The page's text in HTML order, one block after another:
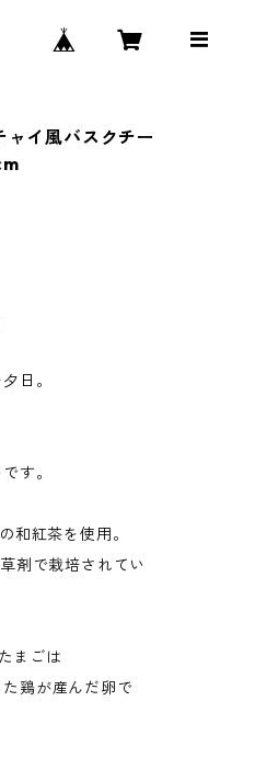
イ風バスクチー
日。
す。
和紅茶を使用。
剤で栽培されてい
まごは
鶏が産んだ卵で